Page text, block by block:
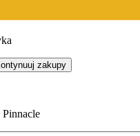
zakupy
Pinnacle